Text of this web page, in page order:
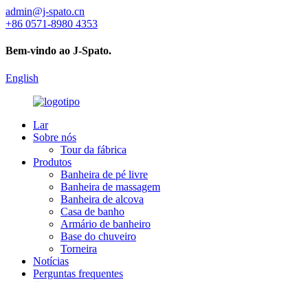
admin@j-spato.cn
+86 0571-8980 4353
Bem-vindo ao J-Spato.
English
Lar
Sobre nós
Tour da fábrica
Produtos
Banheira de pé livre
Banheira de massagem
Banheira de alcova
Casa de banho
Armário de banheiro
Base do chuveiro
Torneira
Notícias
Perguntas frequentes